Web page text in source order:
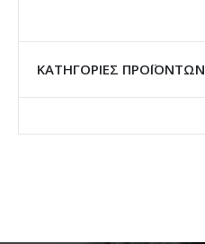
ΚΑΤΗΓΟΡΊΕΣ ΠΡΟΪΌΝΤΩΝ